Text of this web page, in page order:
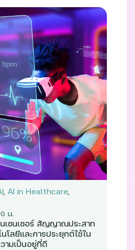
, AI in Healthcare,
น.
เซนเซอร์ สัญญาณประสาท
โลยีและการประยุกต์ใช้ใน
ามเป็นอยู่ที่ดี